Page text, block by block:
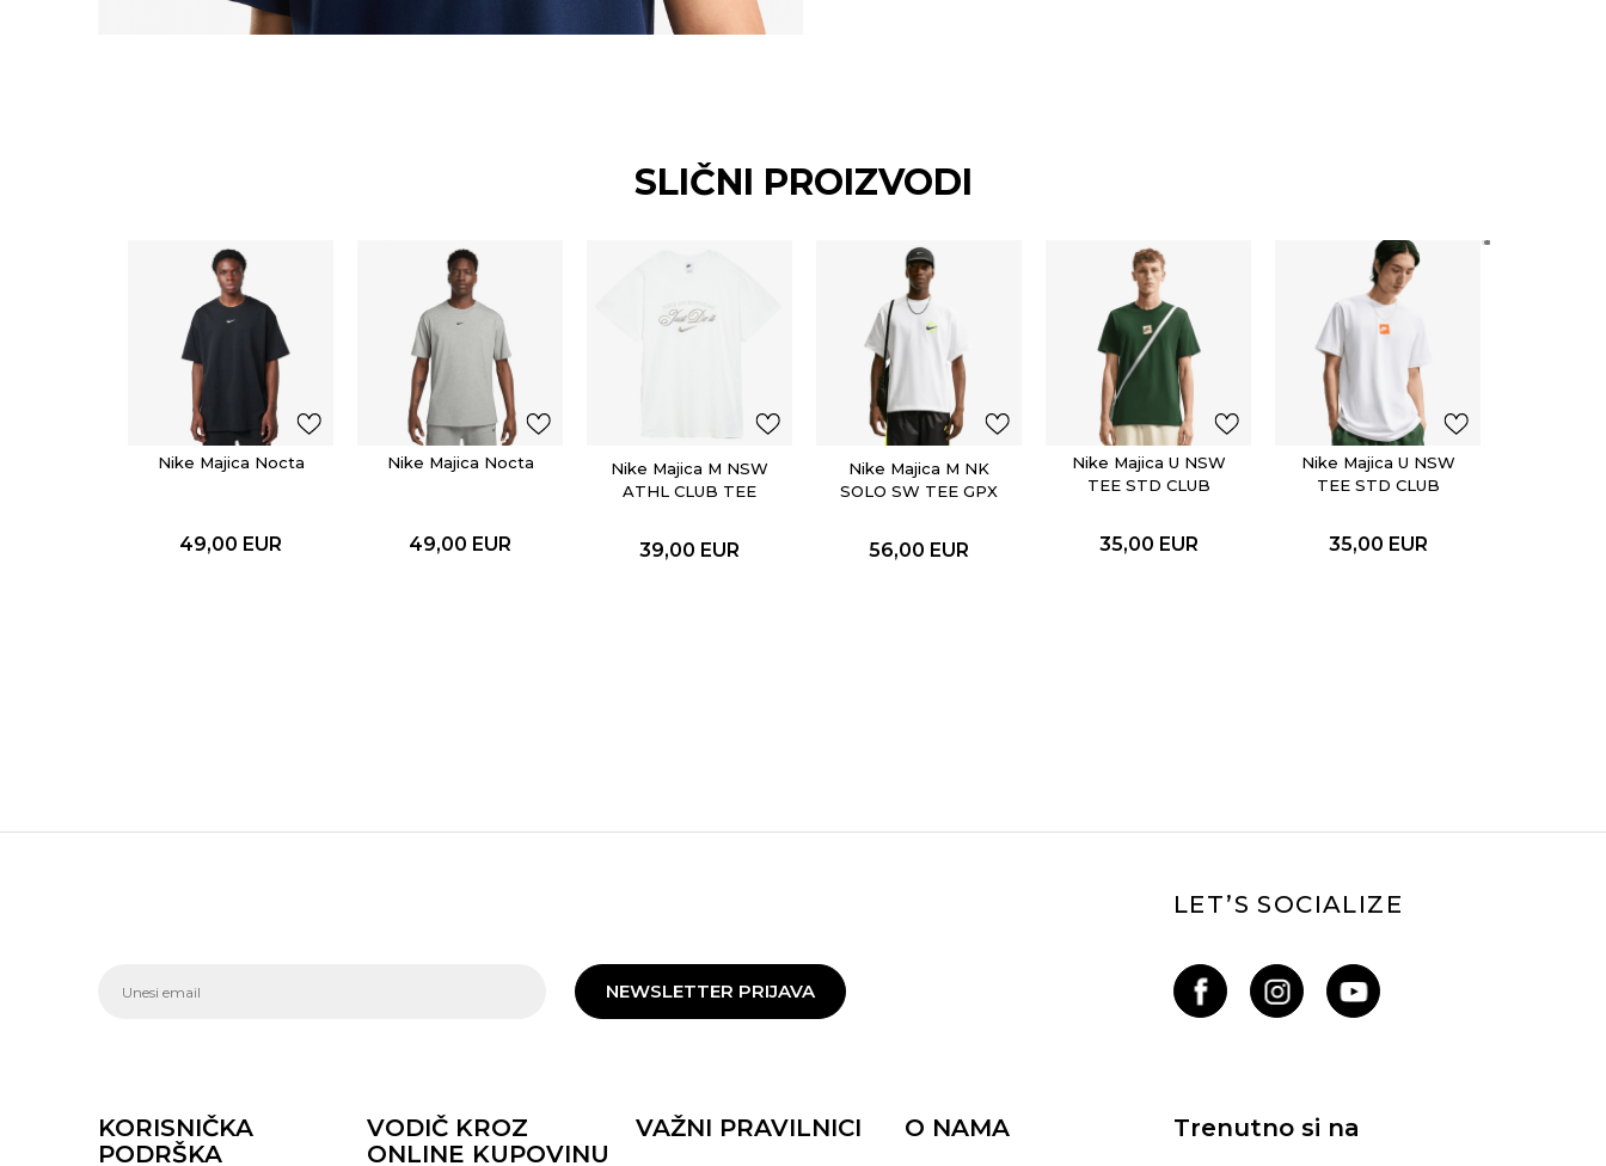
SLIČNI PROIZVODI
Nike Majica Nocta
49,00 EUR
Nike Majica Nocta
49,00 EUR
Nike Majica M NSW
ATHL CLUB TEE
39,00 EUR
Nike Majica M NK
SOLO SW TEE GPX
56,00 EUR
Nike Majica U NSW
TEE STD CLUB
35,00 EUR
Nike Majica U NSW
TEE STD CLUB
35,00 EUR
NEWSLETTER PRIJAVA
LET’S SOCIALIZE
KORISNIČKA
PODRŠKA
VODIČ KROZ
ONLINE KUPOVINU
VAŽNI PRAVILNICI O NAMA Trenutno si na